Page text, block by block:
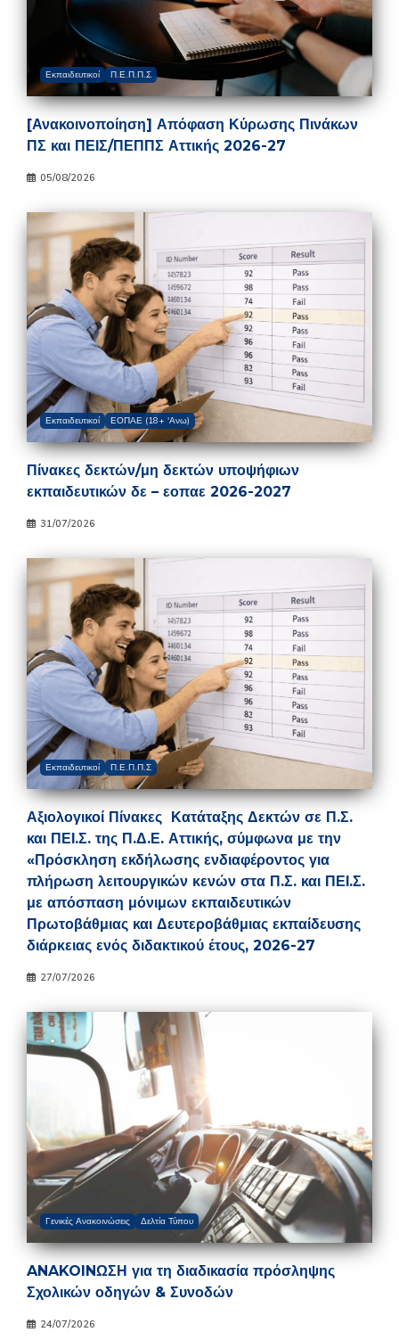
Εκπαιδευτικοί Π.Ε.Π.Π.Σ
[Ανακοινοποίηση] Απόφαση Κύρωσης Πινάκων
ΠΣ και ΠΕΙΣ/ΠΕΠΠΣ Αττικής 2026-27
05/08/2026
Εκπαιδευτικοί ΕΟΠΑΕ (18+ 'Ανω)
Πίνακες δεκτών/μη δεκτών υποψήφιων
εκπαιδευτικών δε – εοπαε 2026-2027
31/07/2026
Εκπαιδευτικοί Π.Ε.Π.Π.Σ
Αξιολογικοί Πίνακες Κατάταξης Δεκτών σε Π.Σ.
και ΠΕΙ.Σ. της Π.Δ.Ε. Αττικής, σύμφωνα με την
«Πρόσκληση εκδήλωσης ενδιαφέροντος για
πλήρωση λειτουργικών κενών στα Π.Σ. και ΠΕΙ.Σ.
με απόσπαση μόνιμων εκπαιδευτικών
Πρωτοβάθμιας και Δευτεροβάθμιας εκπαίδευσης
διάρκειας ενός διδακτικού έτους, 2026-27
27/07/2026
Γενικές Ανακοινώσεις Δελτία Τύπου
ANAKOINΩΣΗ για τη διαδικασία πρόσληψης
Σχολικών οδηγών & Συνοδών
24/07/2026